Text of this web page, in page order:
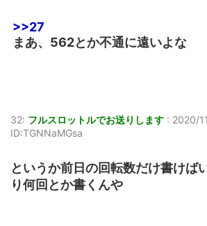
>>27
まあ、562とか不通に遠いよな
32: フルスロットルでお送りします : 2020/
ID:TGNNaMGsa
というか前日の回転数だけ書けば
り何回とか書くんや